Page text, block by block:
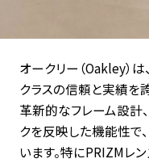
オークリー（Oakley）は、
クラスの信頼と実績を
革新的なフレーム設計、
クを反映した機能性で、
います。特にPRIZMレン